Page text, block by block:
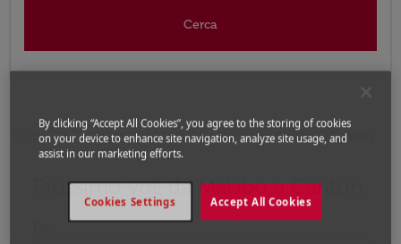
Cerca
Home Voli Voli per Cina Voli Malabo - Canton
Prossimo voli da Malabo a Canton
Prova ad aggiornare il tuo percorso (origine e/o
By clicking “Accept All Cookies”, you agree to the storing of cookies
on your device to enhance site navigation, analyze site usage, and
assist in our marketing efforts.
Accept All Cookies
Cookies Settings